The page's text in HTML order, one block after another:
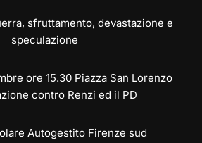
sfruttamento, devastazione e
speculazione
ore 15.30 Piazza San Lorenzo
contro Renzi ed il PD
Autogestito Firenze sud